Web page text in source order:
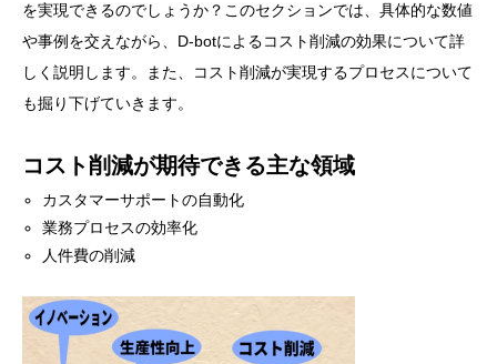
を実現できるのでしょうか？このセクションでは、具体的な数値
や事例を交えながら、D-botによるコスト削減の効果について詳
しく説明します。また、コスト削減が実現するプロセスについて
も掘り下げていきます。
コスト削減が期待できる主な領域
カスタマーサポートの自動化
業務プロセスの効率化
人件費の削減